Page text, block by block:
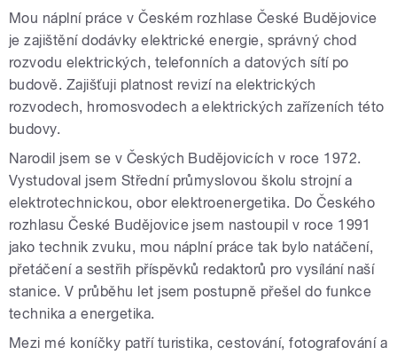
Mou náplní práce v Českém rozhlase České Budějovice
je zajištění dodávky elektrické energie, správný chod
rozvodu elektrických, telefonních a datových sítí po
budově. Zajišťuji platnost revizí na elektrických
rozvodech, hromosvodech a elektrických zařízeních této
budovy.
Narodil jsem se v Českých Budějovicích v roce 1972.
Vystudoval jsem Střední průmyslovou školu strojní a
elektrotechnickou, obor elektroenergetika. Do Českého
rozhlasu České Budějovice jsem nastoupil v roce 1991
jako technik zvuku, mou náplní práce tak bylo natáčení,
přetáčení a sestřih příspěvků redaktorů pro vysílání naší
stanice. V průběhu let jsem postupně přešel do funkce
technika a energetika.
Mezi mé koníčky patří turistika, cestování, fotografování a